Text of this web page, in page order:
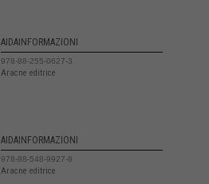
AIDAINFORMAZIONI
978-88-255-0627-3
Aracne editrice
AIDAINFORMAZIONI
978-88-548-9927-8
Aracne editrice